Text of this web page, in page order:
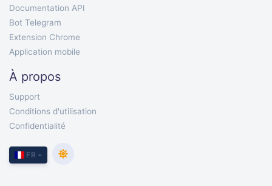
Documentation API
Bot Telegram
Extension Chrome
Application mobile
À propos
Support
Conditions d'utilisation
Confidentialité
FR